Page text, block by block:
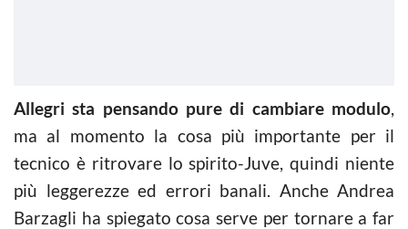
Allegri sta pensando pure di cambiare modulo,
ma al momento la cosa più importante per il
tecnico è ritrovare lo spirito-Juve, quindi niente
più leggerezze ed errori banali. Anche Andrea
Barzagli ha spiegato cosa serve per tornare a far